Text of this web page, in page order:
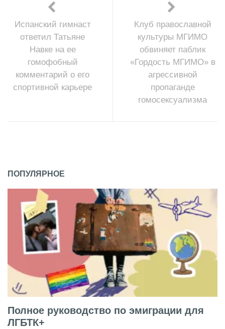
Испанский гимнаст
ответил Татьяне
Навке на ее
гомофобный
комментарий о его
спортивной карьере
Клуб православной
культуры МГИМО
обвиняет паблик
«Гордость МГИМО» в
агрессивной
пропаганде
гомосексуализма
ПОПУЛЯРНОЕ
Полное руководство по эмиграции для
ЛГБТК+